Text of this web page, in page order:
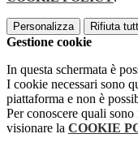
Personalizza Rifiuta
Gestione cookie
In questa schermata è
I cookie necessari sono
piattaforma e non è
Per conoscere quali
visionare la COOKIE